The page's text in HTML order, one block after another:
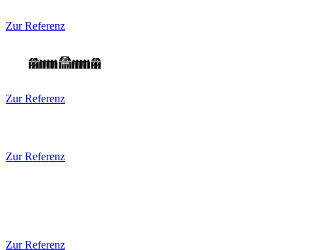
Zur Referenz
Zur Referenz
Zur Referenz
Zur Referenz